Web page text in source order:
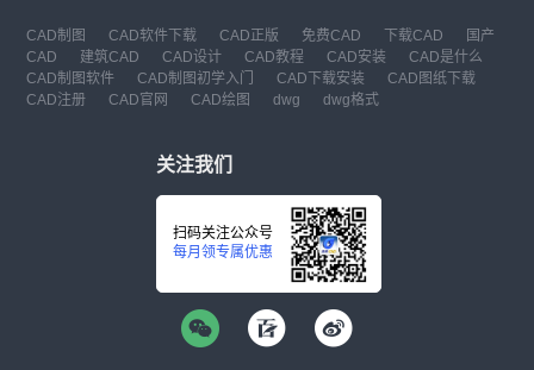
CAD制图 CAD软件下载 CAD正版 免费CAD 下载CAD
国产
CAD
建筑CAD CAD设计 CAD教程 CAD安装
CAD是什么
CAD制图软件
CAD制图初学入门 CAD下载安装
CAD图纸下载
CAD注册
CAD官网 CAD绘图 dwg dwg格式
关注我们
扫码关注公众号
每月领专属优惠